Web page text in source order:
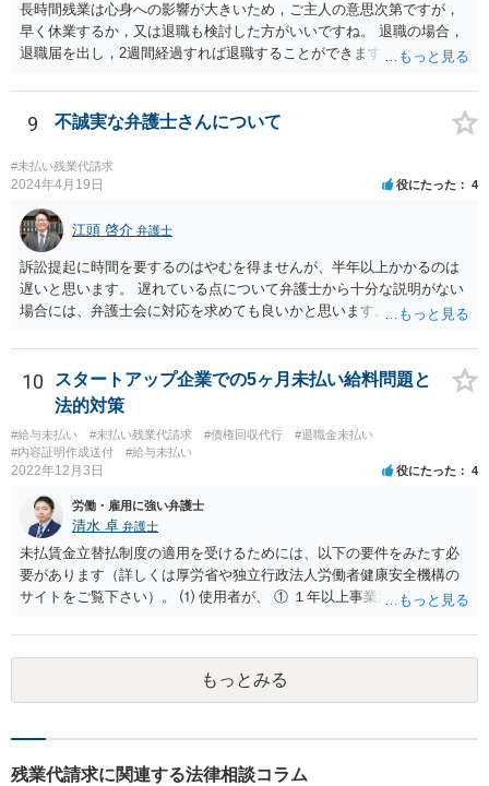
長時間残業は心身への影響が大きいため，ご主人の意思次第ですが，
早く休業するか，又は退職も検討した方がいいですね。 退職の場合，
退職届を出し，2週間経過すれば退職することができます。これは会社
であれば，十分な引き継ぎを行った上で，退職することで後々のトラ
ブルは防ぐことが可能です。
9 不誠実な弁護士さんについて
#未払い残業代請求
2024年4月19日 役にたった 4
江頭 啓介 弁護士
訴訟提起に時間を要するのはやむを得ませんが、半年以上かかるのは
遅いと思います。 遅れている点について弁護士から十分な説明がない
場合には、弁護士会に対応を求めても良いかと思います。
10
スタートアップ企業での5ヶ月未払い給料問題と
法的対策
#給与未払い #未払い残業代請求 #債権回収代行
#退職金未払い
#内容証明作成送付
#給与未払い
2022年12月3日 役にたった 4
労働・雇用に強い弁護士
清水 卓 弁護士
未払賃金立替払制度の適用を受けるためには、以下の要件をみたす必
要があります（詳しくは厚労省や独立行政法人労働者健康安全機構の
サイトをご覧下さい）。 ⑴ 使用者が、 ① １年以上事業活動を行って
産管財人等に倒産の事実等を証明してもらう必要あり。 •事実上の倒産
（中小企業について、事業活動が停止し、再開する見込みがなく、賃
金支払能力がない場合） → 労働基準監督署長の認定が必要。 (2) 労働
者が、倒産について裁判所への申立て等（法律上の倒産の場合）又は
合、そもそも、労働基準監督署長の認定を要するため、申請•認定に相
もっとみる
残業代請求に関連する法律相談コラム